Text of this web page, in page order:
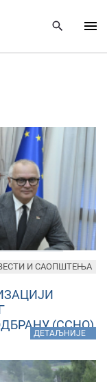
(ССНО)
ДЕТАЉНИЈЕ
И САОПШТЕЊА